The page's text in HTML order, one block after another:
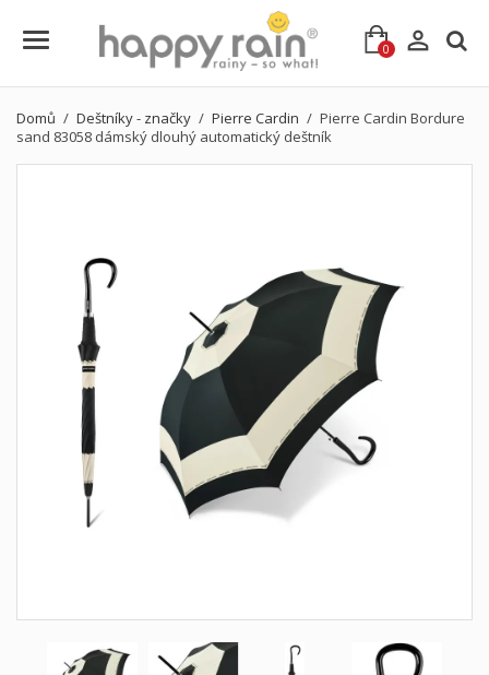
0 
Domů Deštníky - značky Pierre Cardin
Pierre Cardin Bordure
sand 83058 dámský dlouhý automatický deštník